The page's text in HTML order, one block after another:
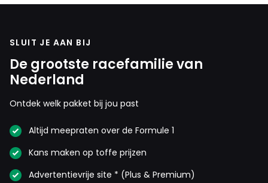
RaceTon
veel te weinig. Steeds rond de 6e plaats eindigen is
gewoon onvoldoende. Dus van waar die 1,5 miljoen???
Sam36
Salaris van Verstappen is veel te hoog, hij is nog niet eens
WK....!
SLUIT JE AAN BIJ
De grootste racefamilie van
Nederland
Ontdek welk pakket bij jou past
Altijd meepraten over de Formule 1
Kans maken op toffe prijzen
Advertentievrije site * (Plus & Premium)